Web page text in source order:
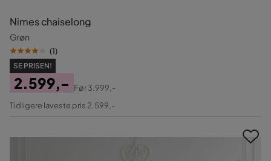
Nimes chaiselong
Grøn
(1)
SE PRISEN!
Pris
2.599,-
Original
Før3.999,-
Tidligere laveste pris 2.599,-